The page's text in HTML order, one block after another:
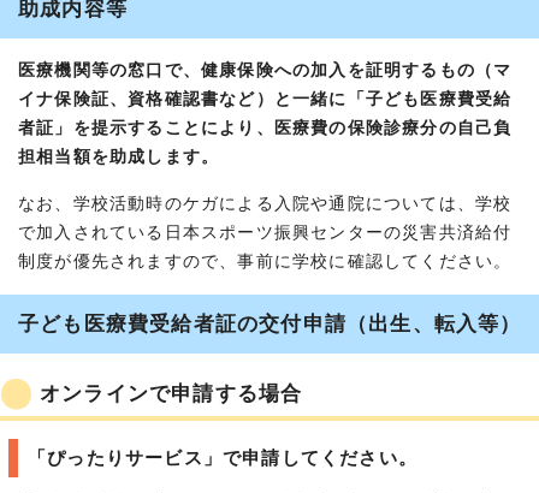
助成内容等
医療機関等の窓口で、健康保険への加入を証明するもの（マ
イナ保険証、資格確認書など）と一緒に「子ども医療費受給
者証」を提示することにより、医療費の保険診療分の自己負
担相当額を助成します。
なお、学校活動時のケガによる入院や通院については、学校
で加入されている日本スポーツ振興センターの災害共済給付
制度が優先されますので、事前に学校に確認してください。
子ども医療費受給者証の交付申請（出生、転入等）
オンラインで申請する場合
「ぴったりサービス」で申請してください。